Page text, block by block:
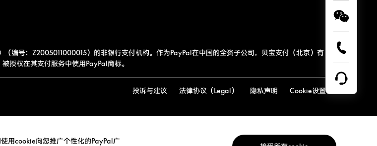
（编号：Z2005011000015） 的非银行支付机构。作为PayPal在中国的全资子公司，贝宝支付（北京）有
授权在其支付服务中使用PayPal商标。
投诉与建议 法律协议（Legal） 隐私声明 Cookie设置
用cookie向您推广个性化的PayPal广